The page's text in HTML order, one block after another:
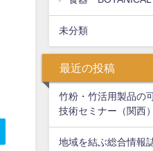
未分類
最近の投稿
竹粉・竹活用製品の
技術セミナー（関西
地域を結ぶ総合情報